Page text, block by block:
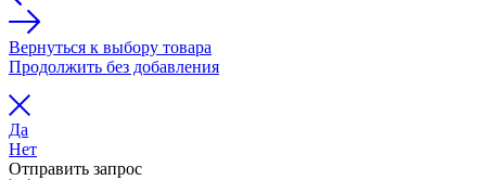
Вернуться к выбору товара
Продолжить без добавления
Да
Нет
Отправить запрос